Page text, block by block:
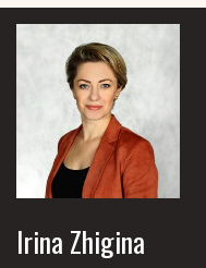
Irina Zhigina